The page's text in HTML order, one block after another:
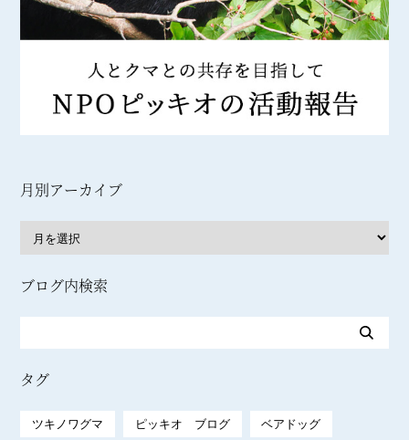
月別アーカイブ
ブログ内検索
タグ
ツキノワグマ ピッキオ ブログ ベアドッグ